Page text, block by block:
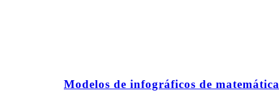
Modelos de infográficos de matemática